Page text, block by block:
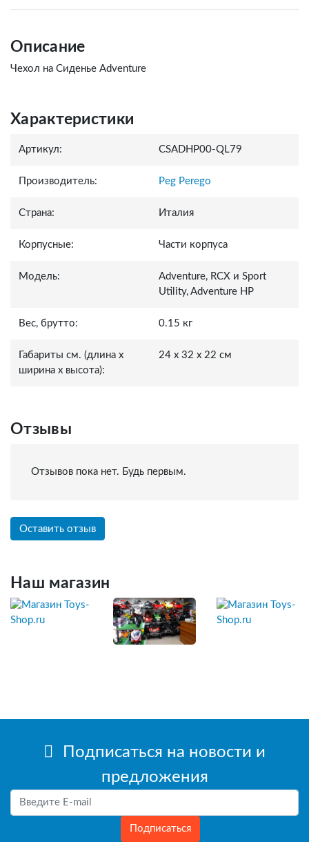
Описание
Чехол на Сиденье Adventure
Характеристики
Артикул: CSADHP00-QL79
Производитель: Peg Perego
Страна: Италия
Корпусные: Части корпуса
Модель:
Adventure, RCX и Sport
Utility, Adventure HP
Вес, брутто: 0.15 кг
Габариты см. (длина x
ширина x высота):
24 x 32 x 22 см
Отзывы
Отзывов пока нет. Будь первым.
Оставить отзыв
Наш магазин
Подписаться на новости и
предложения
Подписаться